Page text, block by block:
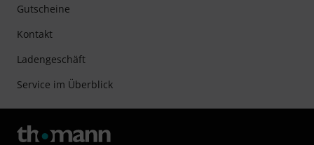
Gutscheine
Kontakt
Ladengeschäft
Service im Überblick